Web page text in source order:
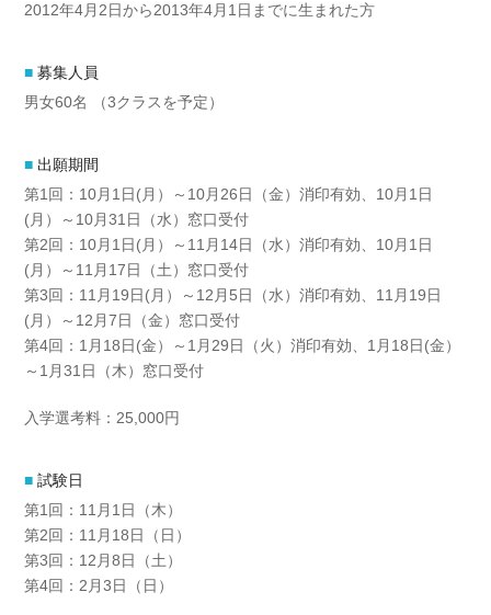
2012年4月2日から2013年4月1日までに生まれた方
募集人員
男女60名 （3クラスを予定）
出願期間
第1回：10月1日(月）～10月26日（金）消印有効、10月1日
(月）～10月31日（水）窓口受付
第2回：10月1日(月）～11月14日（水）消印有効、10月1日
(月）～11月17日（土）窓口受付
第3回：11月19日(月）～12月5日（水）消印有効、11月19日
(月）～12月7日（金）窓口受付
第4回：1月18日(金）～1月29日（火）消印有効、1月18日(金）
～1月31日（木）窓口受付
入学選考料：25,000円
試験日
第1回：11月1日（木）
第2回：11月18日（日）
第3回：12月8日（土）
第4回：2月3日（日）